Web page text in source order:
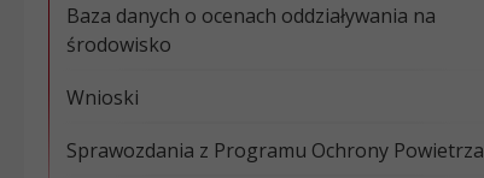
Baza danych o ocenach oddziaływania na
środowisko
Wnioski
Sprawozdania z Programu Ochrony Powietrza